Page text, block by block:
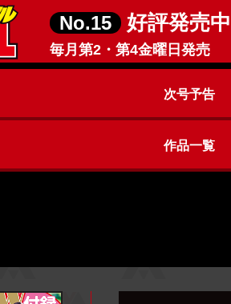
No.15 好評発売
毎月第2・第4金曜日発売
次号予告
作品一覧